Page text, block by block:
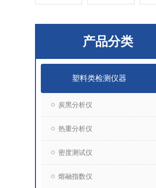
产品分类
塑料类检测仪器
炭黑分析仪
热重分析仪
密度测试仪
熔融指数仪